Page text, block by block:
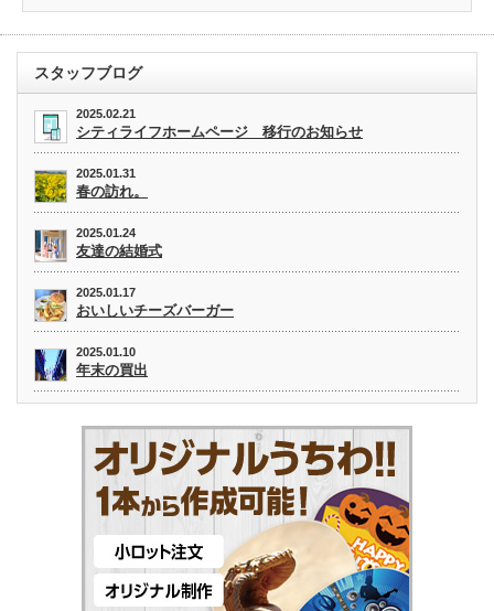
スタッフブログ
2025.02.21
シティライフホームページ 移行のお知らせ
2025.01.31
春の訪れ。
2025.01.24
友達の結婚式
2025.01.17
おいしいチーズバーガー
2025.01.10
年末の買出